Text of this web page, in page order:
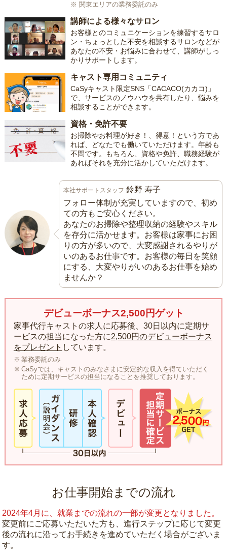
※ 関東エリアの業務委託のみ
講師による様々なサロン
お客様とのコミュニケーションを練習するサロ
ン・ちょっとした不安を相談するサロンなどが
あなたの不安・お悩みに合わせて、講師がしっ
かりサポートします。
キャスト専用コミュニティ
CaSyキャスト限定SNS「CACACO(カカコ)」
で、サービスのノウハウを共有したり、悩みを
相談することができます。
資格・免許不要
お掃除やお料理が好き！、得意！という方であ
れば、どなたでも働いていただけます。年齢も
不問です。もちろん、資格や免許、職務経験が
あればそれを充分に活かしていただけます。
本社サポートスタッフ 鈴野 寿子
フォロー体制が充実していますので、初め
ての方もご安心ください。
あなたのお掃除や整理収納の経験やスキル
を存分に活かせます。お客様は家事にお困
りの方が多いので、大変感謝されるやりが
いのあるお仕事です。お客様の毎日を笑顔
にする、大変やりがいのあるお仕事を始め
ませんか？
デビューボーナス2,500円ゲット
家事代行キャストの求人に応募後、30日以内に定期サ
ービスの担当になった方に2,500円のデビューボーナス
をプレゼント しています。
業務委託のみ
CaSyでは、キャストのみなさまに安定的な収入を得ていただく
ために定期サービスの担当になることを推奨しております。
お仕事開始までの流れ
2024年4月に、就業までの流れの一部が変更となりました。
変更前にご応募いただいた方も、進行ステップに応じて変更
後の流れに沿ってお手続きを進めていただく場合がございま
す。